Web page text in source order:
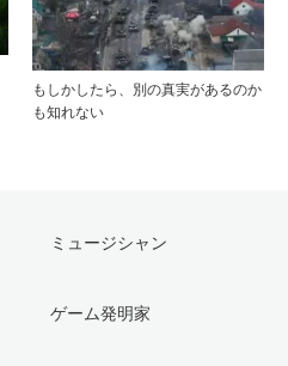
もしかしたら、別の真実があるのか
も知れない
ミュージシャン
ゲーム発明家